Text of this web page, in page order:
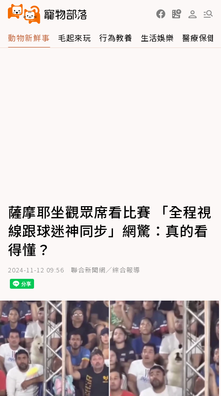
動物新鮮事 毛起來玩 行為教養 生活娛樂 醫療保健
薩摩耶坐觀眾席看比賽 「全程視
線跟球迷神同步」網驚：真的看
得懂？
2024-11-12 09:56 聯合新聞網／綜合報導